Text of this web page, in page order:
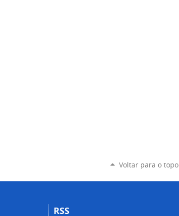
Voltar para o topo
RSS